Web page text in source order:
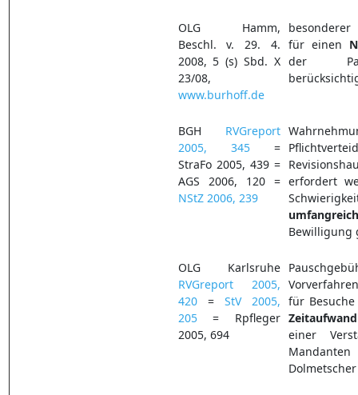
OLG Hamm,
Beschl. v. 29. 4.
2008, 5 (s) Sbd. X
23/08,
www.burhoff.de
für einen
der
BGH RVGreport
2005, 345=
StraFo 2005, 439 =
AGS 2006, 120 =
NStZ 2006, 239
erfordert
Bewilligung
OLG Karlsruhe
RVGreport 2005,
420= StV 2005,
205= Rpfleger
2005, 694
für
Zeitaufwand
einer
Dolmetscher